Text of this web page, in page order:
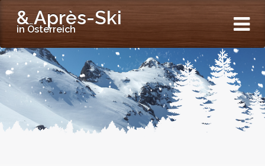
& Après-Ski
in Österreich